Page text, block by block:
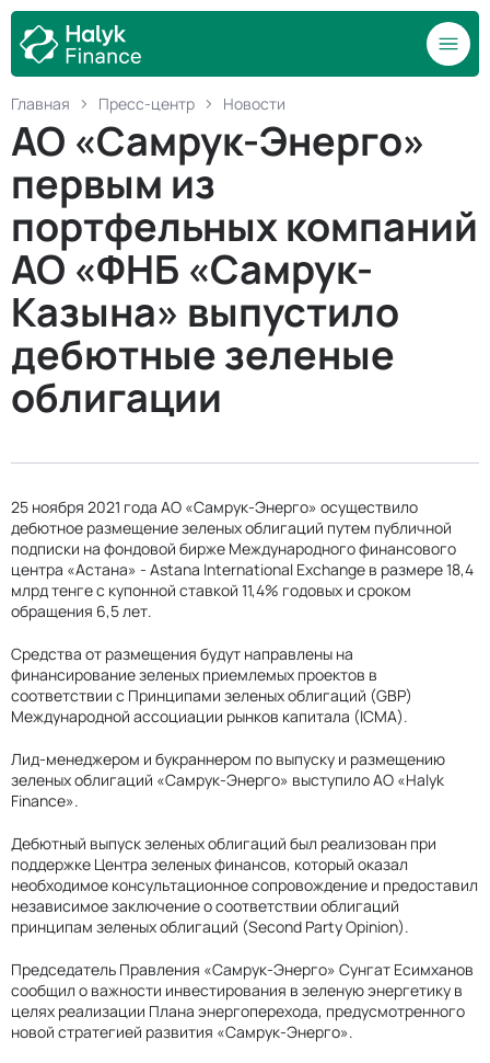
Главная Пресс-центр Новости
АО «Самрук-Энерго»
первым из
портфельных компаний
АО «ФНБ «Самрук-
Казына» выпустило
дебютные зеленые
облигации
25 ноября 2021 года АО «Самрук-Энерго» осуществило
дебютное размещение зеленых облигаций путем публичной
подписки на фондовой бирже Международного финансового
центра «Астана» - Astana International Exchange в размере 18,4
млрд тенге с купонной ставкой 11,4% годовых и сроком
обращения 6,5 лет.
Средства от размещения будут направлены на
финансирование зеленых приемлемых проектов в
соответствии с Принципами зеленых облигаций (GBP)
Международной ассоциации рынков капитала (ICMA).
Лид-менеджером и букраннером по выпуску и размещению
зеленых облигаций «Самрук-Энерго» выступило АО «Halyk
Finance».
Дебютный выпуск зеленых облигаций был реализован при
поддержке Центра зеленых финансов, который оказал
необходимое консультационное сопровождение и предоставил
независимое заключение о соответствии облигаций
принципам зеленых облигаций (Second Party Opinion).
Председатель Правления «Самрук-Энерго» Сунгат Есимханов
сообщил о важности инвестирования в зеленую энергетику в
целях реализации Плана энергоперехода, предусмотренного
новой стратегией развития «Самрук-Энерго».